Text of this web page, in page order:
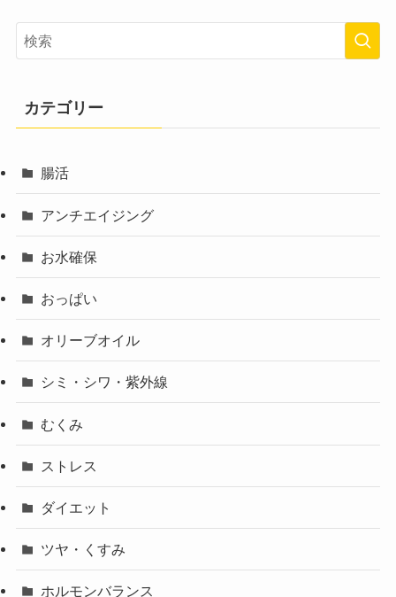
カテゴリー
腸活
アンチエイジング
お水確保
おっぱい
オリーブオイル
シミ・シワ・紫外線
むくみ
ストレス
ダイエット
ツヤ・くすみ
ホルモンバランス